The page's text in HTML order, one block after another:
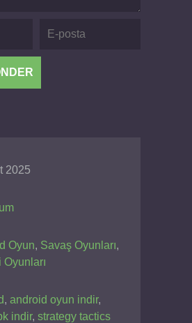
2025
Oyun, Savaş Oyunları,
Oyunları
, android oyun indir,
indir, strategy tactics